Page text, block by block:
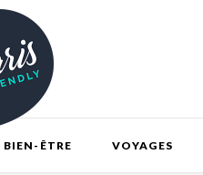
BIEN-ÊTRE VOYAGES